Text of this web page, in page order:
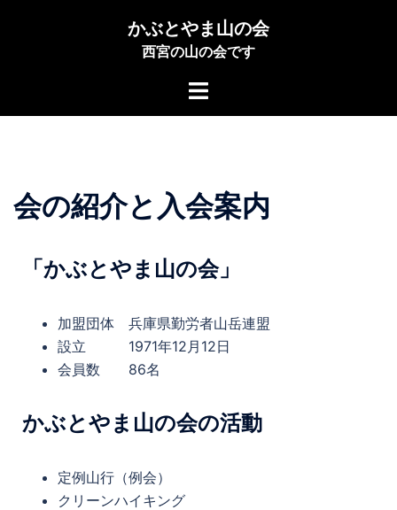
かぶとやま山の会
西宮の山の会です
会の紹介と入会案内
「かぶとやま山の会」
加盟団体 兵庫県勤労者山岳連盟
設立 1971年12月12日
会員数 86名
かぶとやま山の会の活動
定例山行（例会）
クリーンハイキング